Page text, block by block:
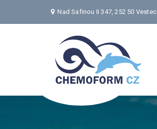
Nad Safinou II 347, 252 50 Vestec